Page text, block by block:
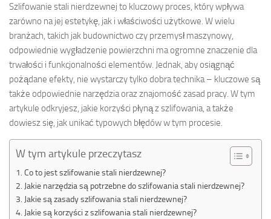
Szlifowanie stali nierdzewnej to kluczowy proces, który wpływa
zarówno na jej estetykę, jak i właściwości użytkowe. W wielu
branżach, takich jak budownictwo czy przemysł maszynowy,
odpowiednie wygładzenie powierzchni ma ogromne znaczenie dla
trwałości i funkcjonalności elementów. Jednak, aby osiągnąć
pożądane efekty, nie wystarczy tylko dobra technika – kluczowe są
także odpowiednie narzędzia oraz znajomość zasad pracy. W tym
artykule odkryjesz, jakie korzyści płyną z szlifowania, a także
dowiesz się, jak unikać typowych błędów w tym procesie.
W tym artykule przeczytasz
Co to jest szlifowanie stali nierdzewnej?
Jakie narzędzia są potrzebne do szlifowania stali nierdzewnej?
Jakie są zasady szlifowania stali nierdzewnej?
Jakie są korzyści z szlifowania stali nierdzewnej?